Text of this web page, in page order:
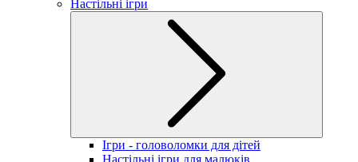
Настільні ігри
Ігри - головоломки для дітей
Настільні ігри для малюків